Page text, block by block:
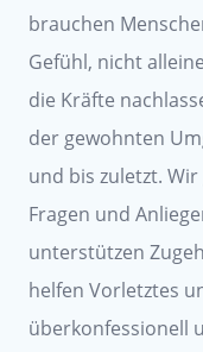
brauchen
Gefühl, nicht
die Kräfte
der gewohnten
und bis zuletzt.
Fragen und
unterstützen
helfen Vorletztes
überkonfessionell